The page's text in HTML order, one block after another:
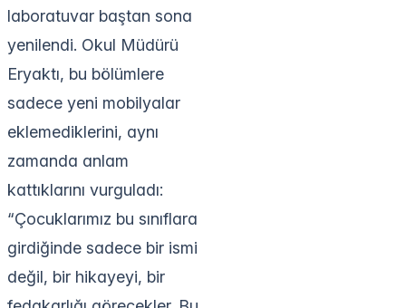
laboratuvar baştan sona
yenilendi. Okul Müdürü
Eryaktı, bu bölümlere
sadece yeni mobilyalar
eklemediklerini, aynı
zamanda anlam
kattıklarını vurguladı:
“Çocuklarımız bu sınıflara
girdiğinde sadece bir ismi
değil, bir hikayeyi, bir